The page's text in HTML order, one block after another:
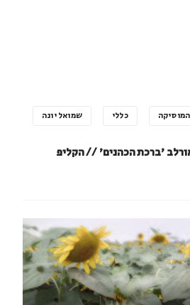
כללי שמואל יונה
'ברכת הכהנים' // הקליפ